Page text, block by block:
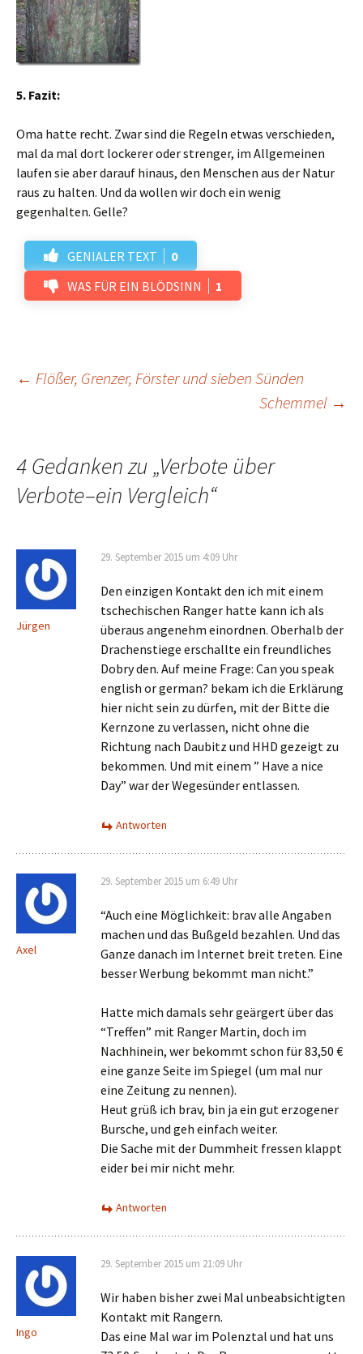
5. Fazit:
Oma hatte recht. Zwar sind die Regeln etwas verschieden,
mal da mal dort lockerer oder strenger, im Allgemeinen
laufen sie aber darauf hinaus, den Menschen aus der Natur
raus zu halten. Und da wollen wir doch ein wenig
gegenhalten. Gelle?
GENIALER TEXT
0
WAS FÜR EIN BLÖDSINN
1
Beitrags-
← Flößer, Grenzer, Förster und sieben Sünden
Schemmel →
4 Gedanken zu „Verbote über
Verbote–ein Vergleich“
Jürgen
29. September 2015 um 4:09 Uhr
Den einzigen Kontakt den ich mit einem
tschechischen Ranger hatte kann ich als
überaus angenehm einordnen. Oberhalb der
Drachenstiege erschallte ein freundliches
Dobry den. Auf meine Frage: Can you speak
english or german? bekam ich die Erklärung
hier nicht sein zu dürfen, mit der Bitte die
Kernzone zu verlassen, nicht ohne die
Richtung nach Daubitz und HHD gezeigt zu
bekommen. Und mit einem ” Have a nice
Day” war der Wegesünder entlassen.
Antworten
Axel
29. September 2015 um 6:49 Uhr
“Auch eine Möglichkeit: brav alle Angaben
machen und das Bußgeld bezahlen. Und das
Ganze danach im Internet breit treten. Eine
besser Werbung bekommt man nicht.”
Hatte mich damals sehr geärgert über das
“Treffen” mit Ranger Martin, doch im
Nachhinein, wer bekommt schon für 83,50 €
eine ganze Seite im Spiegel (um mal nur
eine Zeitung zu nennen).
Heut grüß ich brav, bin ja ein gut erzogener
Bursche, und geh einfach weiter.
Die Sache mit der Dummheit fressen klappt
eider bei mir nicht mehr.
Antworten
Ingo
29. September 2015 um 21:09 Uhr
Wir haben bisher zwei Mal unbeabsichtigten
Kontakt mit Rangern.
Das eine Mal war im Polenztal und hat uns